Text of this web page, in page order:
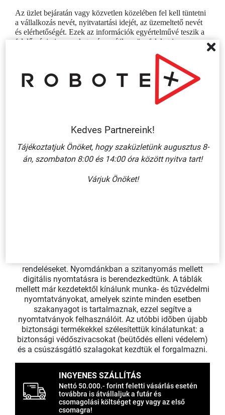
Az üzlet bejáratán vagy közvetlen közelében fel kell tüntetni
a vállalkozás nevét, nyitvatartási idejét, az üzemeltető nevét
és elérhetőségét. Ezek az információk egyértelművé teszik a
felelősségi viszonyokat – és segítik az ügyfeleket is
– akár
formátumban, akár méretben –, saját nyomdai hátterünknek
köszönhetően rövid határidőn belül el tudjuk készíteni.
Ha hamarosan megnyitja üzletét, javasoljuk, hogy
részévé tegye – ne az utolsó pillanatra hagyja. Egy
hatósági ellenőrzés kellemetlen és költséges meglepetést
hozhat, ha ezek hiányoznak.
Webáruházunkban megtalálja az összes szükséges jelzést
rendeléseket. Nyomdánkban a szitanyomás mellett
digitális nyomtatásra is berendezkedtünk. A táblák
mellett már kezdetektől kínálunk munka- és tűzvédelmi
nyomtatványokat, amelyek szinte minden esetben
szakanyagot is tartalmaznak, ezzel segítve a
nyomtatványok felhasználóit. Az utóbbi idõben újabb
biztonsági termékekkel szélesítettük kínálatunkat: a
biztonsági védőszivacsokat (beütődés elleni védelem)
és a csúszásgátló szalagokat kezdtük el forgalmazni.
INGYENES SZÁLLÍTÁS
Nettó 50.000.- forint feletti vásárlás esetén
továbbra is átvállaljuk a futár és
csomagolási költséget egy vagy az első
csomagra!
Kedves Partnereink!
Tájékoztatjuk Önöket, hogy szaküzletünk augusztus 8-
án, szombaton 8:00 és 14:00 óra között nyitva tart!
Várjuk Önöket!